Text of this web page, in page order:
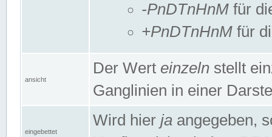
-PnDTnHnM für
+PnDTnHnM für
ansicht
Der Wert einzeln stellt
Ganglinien in einer
eingebettet
Wird hier ja angegeben,